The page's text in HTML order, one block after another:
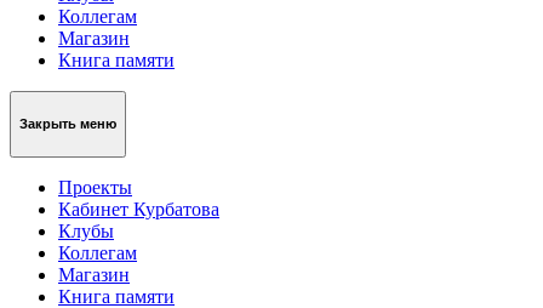
Коллегам
Магазин
Книга памяти
Закрыть меню
Проекты
Кабинет Курбатова
Клубы
Коллегам
Магазин
Книга памяти